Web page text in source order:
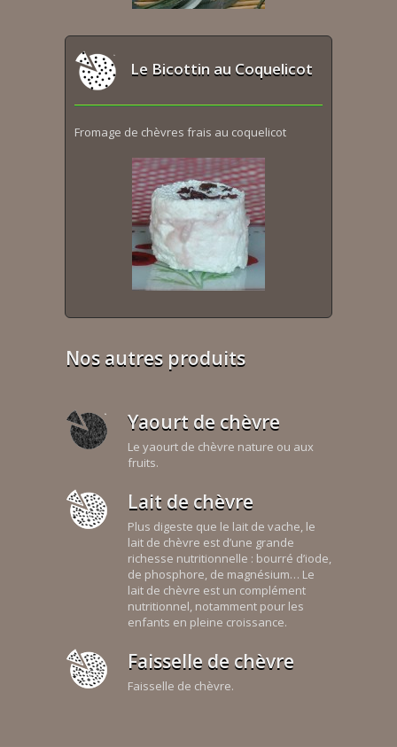
Le Bicottin au Coquelicot
Fromage de chèvres frais au coquelicot
Nos autres produits
Yaourt de chèvre
Le yaourt de chèvre nature ou aux
fruits.
Lait de chèvre
Plus digeste que le lait de vache, le
lait de chèvre est d’une grande
richesse nutritionnelle : bourré d’iode,
de phosphore, de magnésium… Le
lait de chèvre est un complément
nutritionnel, notamment pour les
enfants en pleine croissance.
Faisselle de chèvre
Faisselle de chèvre.